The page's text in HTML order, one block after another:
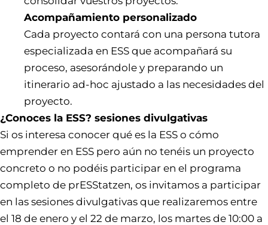
Acompañamiento personalizado
Cada proyecto contará con una persona tutora
especializada en ESS que acompañará su
proceso, asesorándole y preparando un
itinerario ad-hoc ajustado a las necesidades del
proyecto.
¿Conoces la ESS? sesiones divulgativas
Si os interesa conocer qué es la ESS o cómo
emprender en ESS pero aún no tenéis un proyecto
concreto o no podéis participar en el programa
completo de prESStatzen, os invitamos a participar
en las sesiones divulgativas que realizaremos entre
el 18 de enero y el 22 de marzo, los martes de 10:00 a